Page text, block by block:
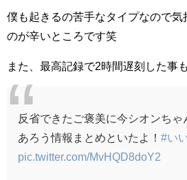
僕も起きるの苦手なタイプなので気
のが辛いところです笑
また、最高記録で2時間遅刻した事
反省できたご褒美に今シオンち
あろう情報まとめといたよ！ #い
pic.twitter.com/MvHQD8doY2